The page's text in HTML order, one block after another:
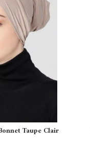
Taupe Clair